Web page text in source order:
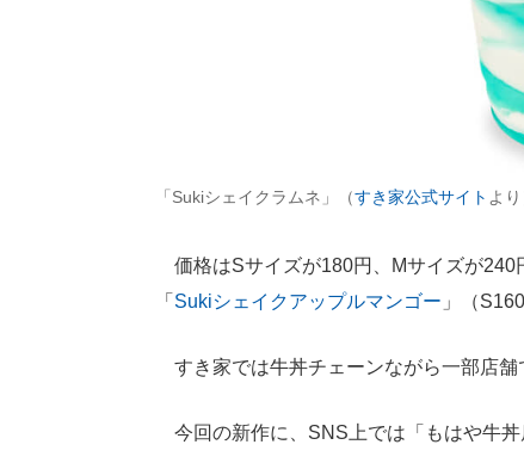
「Sukiシェイクラムネ」（すき家公式サイト より
価格はSサイズが180円、Mサイズが240
「 Sukiシェイクアップルマンゴー 」（
すき家では牛丼チェーンながら一部店舗
今回の新作に、SNS上では「もはや牛